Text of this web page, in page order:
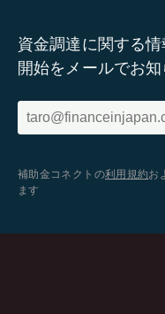
資金調達に関する
開始をメールでお知
補助金コネクトの利用規約お
ます